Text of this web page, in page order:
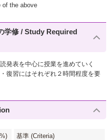
of the above
学修 / Study Required
発表を中心に授業を進めていく
復習にはそれぞれ２時間程度を要
基準 (Criteria)